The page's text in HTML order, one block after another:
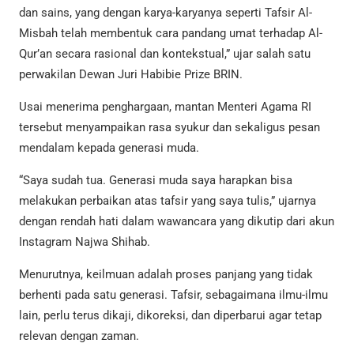
dan sains, yang dengan karya-karyanya seperti Tafsir Al-
Misbah telah membentuk cara pandang umat terhadap Al-
Qur’an secara rasional dan kontekstual,” ujar salah satu
perwakilan Dewan Juri Habibie Prize BRIN.
Usai menerima penghargaan, mantan Menteri Agama RI
tersebut menyampaikan rasa syukur dan sekaligus pesan
mendalam kepada generasi muda.
“Saya sudah tua. Generasi muda saya harapkan bisa
melakukan perbaikan atas tafsir yang saya tulis,” ujarnya
dengan rendah hati dalam wawancara yang dikutip dari akun
Instagram Najwa Shihab.
Menurutnya, keilmuan adalah proses panjang yang tidak
berhenti pada satu generasi. Tafsir, sebagaimana ilmu-ilmu
lain, perlu terus dikaji, dikoreksi, dan diperbarui agar tetap
relevan dengan zaman.